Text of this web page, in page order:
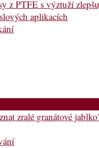
z PTFE s výztuží
aplikacích
zralé granátové